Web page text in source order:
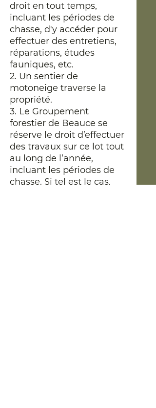
droit en tout temps,
incluant les périodes de
chasse, d'y accéder pour
effectuer des entretiens,
réparations, études
fauniques, etc.
2. Un sentier de
motoneige traverse la
propriété.
3. Le Groupement
forestier de Beauce se
réserve le droit d’effectuer
des travaux sur ce lot tout
au long de l’année,
incluant les périodes de
chasse. Si tel est le cas,